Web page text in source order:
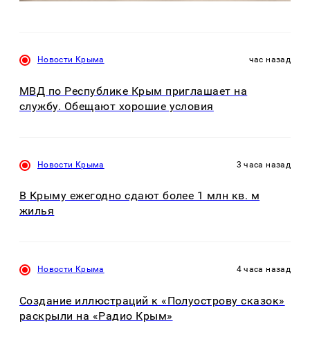
Новости Крыма час назад
МВД по Республике Крым приглашает на
службу. Обещают хорошие условия
Новости Крыма 3 часа назад
В Крыму ежегодно сдают более 1 млн кв. м
жилья
Новости Крыма 4 часа назад
Создание иллюстраций к «Полуострову сказок»
раскрыли на «Радио Крым»